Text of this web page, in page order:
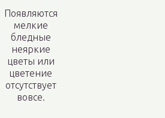
Появляются
мелкие
бледные
неяркие
цветы или
цветение
отсутствует
вовсе.